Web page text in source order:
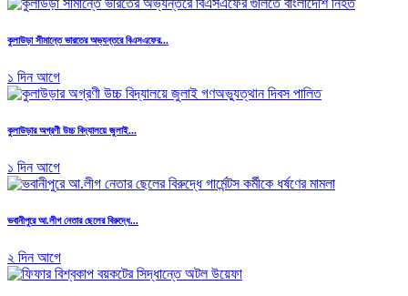
কুলাউড়া সীমান্তে ভারতের অভ্যন্তরে বিএসএফের...
১ দিন আগে
কুলাউড়ার অগ্রণী উচ্চ বিদ্যালয়ে জুলাই...
১ দিন আগে
ভবানীপুরে আ.লীগ নেতার ছেলের বিরুদ্ধে...
২ দিন আগে